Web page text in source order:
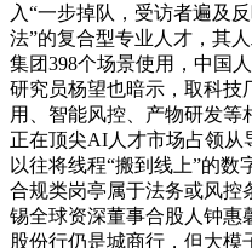
入“一步掉队，受访者遍及
法”的复合型专业人才，其
集团398个场景使用，中国
研究员杨望也暗示，取科技
用、智能风控、产物研发等
正在顶尖AI人才市场占领从
以往将线程“搬到线上”的数
合规类岗亭属于法务或风控
锡全球资深董事合股人钟惠
股份行仍是城商行，但大模